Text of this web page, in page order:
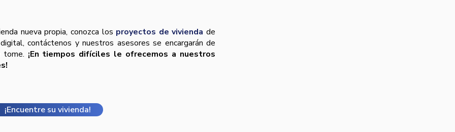
nueva propia, conozca los proyectos de vivienda de
contáctenos y nuestros asesores se encargarán de
tome. ¡En tiempos difíciles le ofrecemos a nuestros
¡Encuentre su vivienda!